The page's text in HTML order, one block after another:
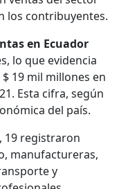
los contribuyentes.
en Ecuador
lo que evidencia
19 mil millones en
Esta cifra, según
del país.
, 19 registraron
manufactureras,
y